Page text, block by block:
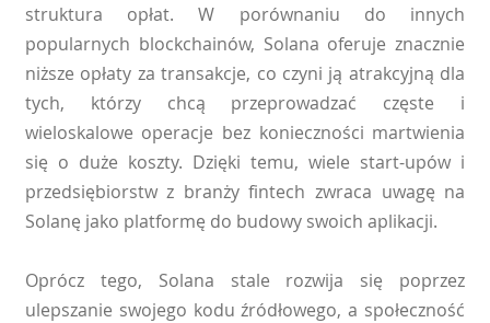
struktura opłat. W porównaniu do innych
popularnych blockchainów, Solana oferuje znacznie
niższe opłaty za transakcje, co czyni ją atrakcyjną dla
tych, którzy chcą przeprowadzać częste i
wieloskalowe operacje bez konieczności martwienia
się o duże koszty. Dzięki temu, wiele start-upów i
przedsiębiorstw z branży fintech zwraca uwagę na
Solanę jako platformę do budowy swoich aplikacji.
Oprócz tego, Solana stale rozwija się poprzez
ulepszanie swojego kodu źródłowego, a społeczność